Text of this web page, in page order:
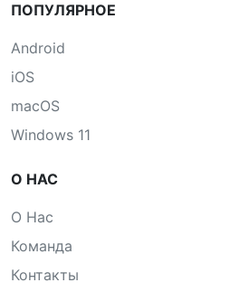
ПОПУЛЯРНОЕ
Android
iOS
macOS
Windows 11
О НАС
О Нас
Команда
Контакты